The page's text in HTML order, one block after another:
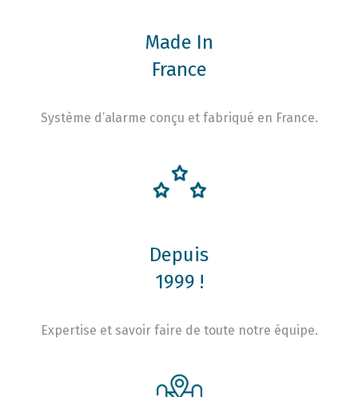
Made In
France
Système d’alarme conçu et fabriqué en France.
Depuis
1999 !
Expertise et savoir faire de toute notre équipe.